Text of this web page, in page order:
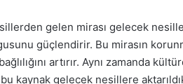
gelen mirası gelecek
güçlendirir. Bu mirasın
artırır. Aynı zamanda
kaynak gelecek nesillere